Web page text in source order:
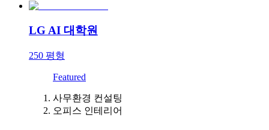
LG AI 대학원
250 평형
Featured
사무환경 컨설팅
오피스 인테리어